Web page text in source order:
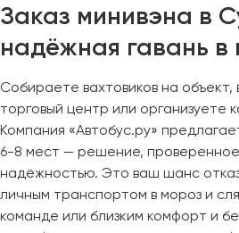
Заказ минивэна в
надёжная гавань в
Собираете вахтовиков на объект,
торговый центр или организуете
Компания «Автобус.ру»
6-8 мест — решение,
надёжностью. Это ваш шанс
личным транспортом в мороз и
команде или близким комфорт и
Якутск
Ялта